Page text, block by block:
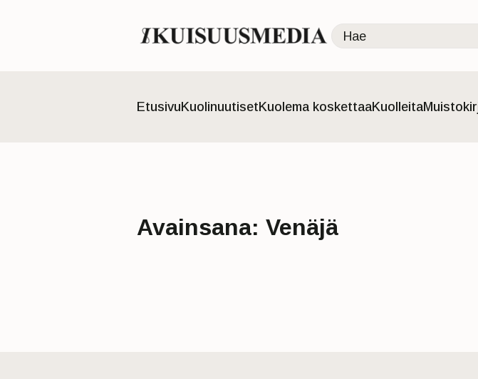
Etusivu KuolinuutisetKuolema koskettaaKuolleita
Avainsana: Venäjä